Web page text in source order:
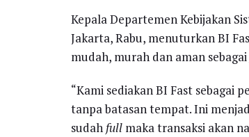
Kepala Departemen Kebijakan
Jakarta, Rabu, menuturkan BI
mudah, murah dan aman sebagai
“Kami sediakan BI Fast sebagai
tanpa batasan tempat. Ini
sudah full maka transaksi akan